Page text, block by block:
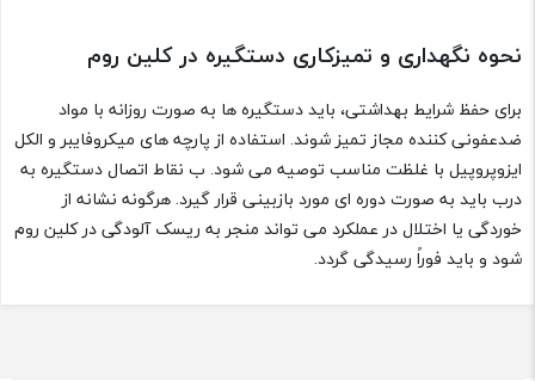
نحوه نگهداری و تمیزکاری دستگیره در کلین روم
برای حفظ شرایط بهداشتی، باید دستگیره ها به صورت روزانه با مواد
ضدعفونی کننده مجاز تمیز شوند. استفاده از پارچه های میکروفایبر و الکل
ایزوپروپیل با غلظت مناسب توصیه می شود. ب نقاط اتصال دستگیره به
درب باید به صورت دوره ای مورد بازبینی قرار گیرد. هرگونه نشانه از
خوردگی یا اختلال در عملکرد می تواند منجر به ریسک آلودگی در کلین روم
شود و باید فوراً رسیدگی گردد.